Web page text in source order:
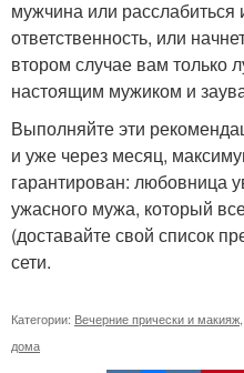
мужчина или расслабиться
ответственность, или
втором случае вам только
настоящим мужиком и
Выполняйте эти
и уже через месяц,
гарантирован: любовница
ужасного мужа, который
(доставайте свой список
сети.
Категории: Вечерние прически и макияж
дома